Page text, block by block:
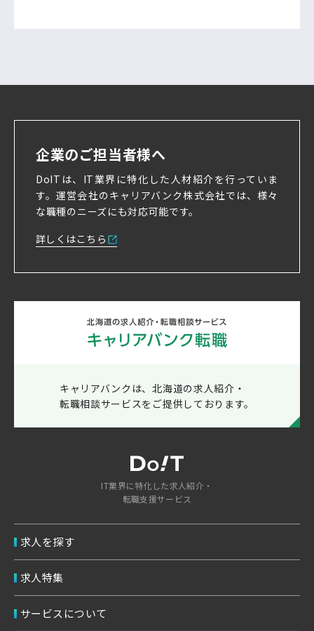
企業のご担当者様へ
DoITは、IT業界に特化した人材紹介を行っていま
す。運営会社のキャリアバンク株式会社では、様々
な職種のニーズにも対応可能です。
詳しくはこちら
キャリアバンクは、北海道の求人紹介・
転職相談サービスをご提供しております。
IT業界に特化した求人紹介・
転職支援サービス
求人を探す
求人特集
サービスについて